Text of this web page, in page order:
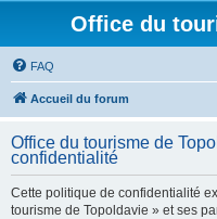
Office du
FAQ
Accueil du forum
Office du tourisme de
confidentialité
Cette politique de confidentialité
tourisme de Topoldavie » et ses